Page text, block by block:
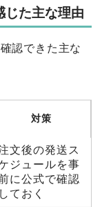
じた主な理由
認できた主な
対策
文後の発送ス
ジュールを事
に公式で確認
しておく